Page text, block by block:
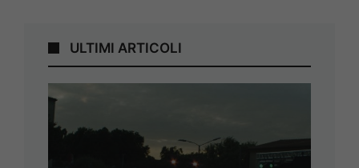
ULTIMI ARTICOLI